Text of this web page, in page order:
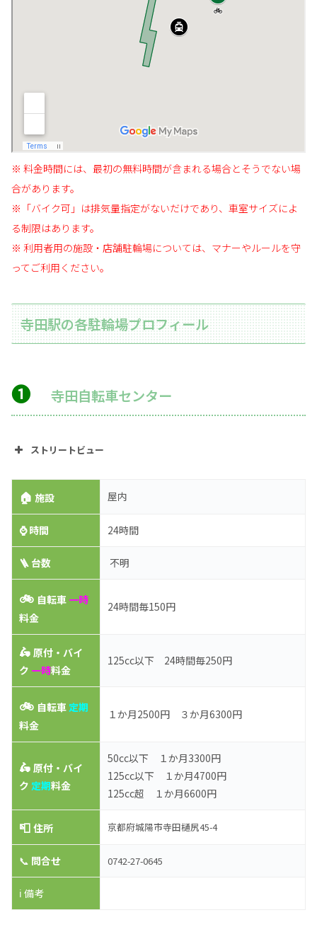
※ 料金時間には、最初の無料時間が含まれる場合とそうでない場
合があります。
※「バイク可」は排気量指定がないだけであり、車室サイズによ
る制限はあります。
※ 利用者用の施設・店舗駐輪場については、マナーやルールを守
ってご利用ください。
寺田駅の各駐輪場プロフィール
➊ 寺田自転車センター
ストリートビュー
🏠施設 屋内
⌚時間 24時間
🪜 台数 不明
🚲 自転車 一時
料金
24時間毎150円
🛵原付・バイ
ク 一時料金
125cc以下 24時間毎250円
🚲 自転車 定期
料金
１か月2500円 ３か月6300円
🛵原付・バイ
ク 定期料金
50cc以下 １か月3300円
125cc以下 １か月4700円
125cc超 １か月6600円
📮住所 京都府城陽市寺田樋尻45-4
📞 問合せ 0742-27-0645
ℹ️ 備考